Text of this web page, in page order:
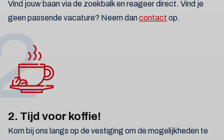
Vind jouw baan via de zoekbalk en reageer direct. Vind je
geen passende vacature? Neem dancontact op.
2. Tijd voor koffie!
Kom bij ons langs op de vestiging om de mogelijkheden te